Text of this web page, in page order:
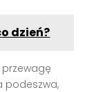
dzień?
podeszwa,